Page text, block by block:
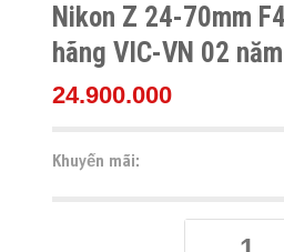
Nikon Z 24-70mm
hãng VIC-VN 02
24.900.000
Khuyến mãi: